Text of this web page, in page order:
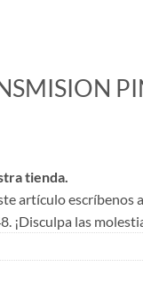
tienda.
artículo escríbenos
¡Disculpa las